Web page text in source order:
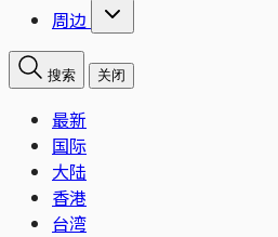
周边
搜索 关闭
最新
国际
大陆
香港
台湾